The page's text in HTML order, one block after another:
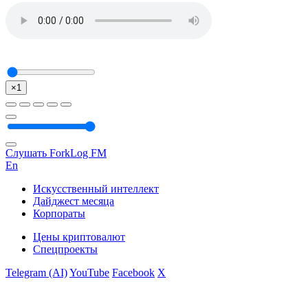
×1
Слушать ForkLog FM
En
Искусственный интеллект
Дайджест месяца
Корпораты
Цены криптовалют
Спецпроекты
Telegram (AI)YouTube Facebook X